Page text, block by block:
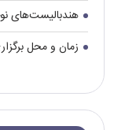
هندبالیست‌های
زمان و محل